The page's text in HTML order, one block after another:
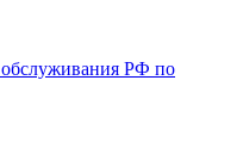
обслуживания РФ по